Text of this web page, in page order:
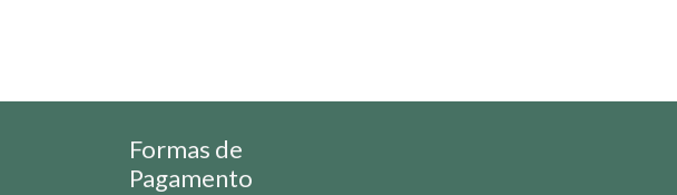
Formas de
Pagamento